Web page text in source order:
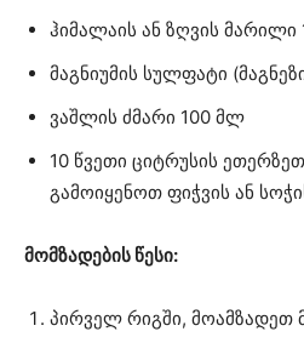
ჰიმალაის ან ზღვის მარილი
მაგნიუმის სულფატი
ვაშლის ძმარი 100 მლ
10 წვეთი ციტრუსის
გამოიყენოთ ფიჭვის ან
მომზადების წესი:
პირველ რიგში, მოამზადეთ